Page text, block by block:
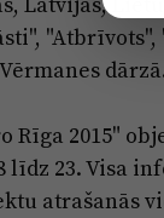
Rīga 2015"
līdz 23. Visa
atrašanās